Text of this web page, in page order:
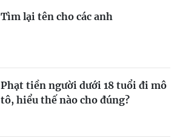
Tìm lại tên cho các anh
Phạt tiền người dưới 18 tuổi đi mô
tô, hiểu thế nào cho đúng?